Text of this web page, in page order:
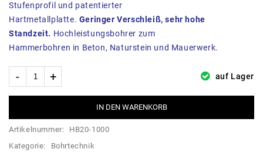
Stufenprofil und patentierter
Hartmetallplatte. Geringer Verschleiß, sehr hohe
Standzeit. Hochleistungsbohrer zum
Hammerbohren in Beton, Naturstein und Mauerwerk.
auf Lager
IN DEN WARENKORB
Artikelnummer:
HB20-1000
Kategorie:
Bohrtechnik